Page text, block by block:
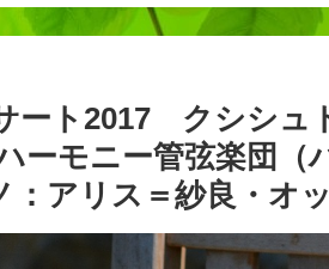
ート2017 クシシュ
ーモニー管弦楽団（
：アリス＝紗良・オ